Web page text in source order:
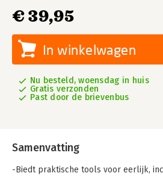
€ 39,95
In winkelwagen
Nu besteld, woensdag in huis
Gratis verzonden
Past door de brievenbus
Samenvatting
-Biedt praktische tools voor eerlijk,